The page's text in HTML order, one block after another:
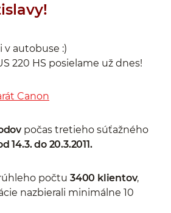
v autobuse :)
220 HS posielame už dnes!
počas tretieho súťažného
14.3. do 20.3.2011.
počtu 3400 klientov,
nazbierali minimálne 10